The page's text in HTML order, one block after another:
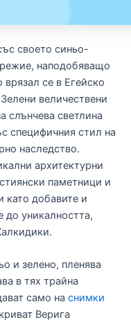
своето синьо-
наподобяващо
се в Егейско
величествени
слънчева светлина
специфичния стил на
наследство.
архитектурни
паметници и
като добавите и
до уникалността,
и зелено, пленява
в тях трайна
само на снимки
Верига